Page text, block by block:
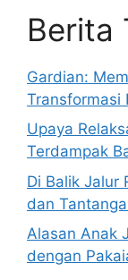
Berita
Gardian:
Transformasi
Upaya
Terdampak
Di Balik Jalur
dan
Alasan Anak
dengan